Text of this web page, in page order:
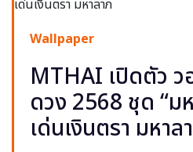
Wallpaper
MTHAI เปิดตัว ว
ดวง 2568 ชุด “ม
เด่นเงินตรา มหาล